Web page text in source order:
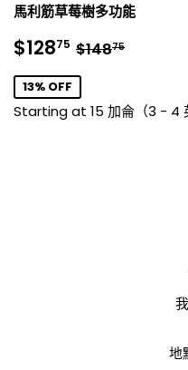
馬利筋草莓樹多功能
銷
售
價
格
$12875 $128.75
正常價格
$14875
13% OFF
Starting at 15 加侖（3 - 4
地